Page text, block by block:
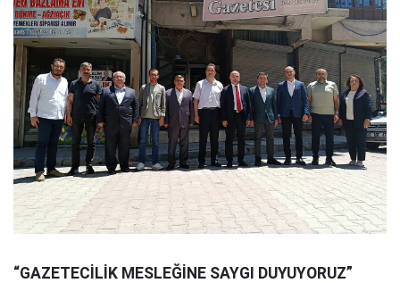
“GAZETECİLİK MESLEĞİNE SAYGI DUYUYORUZ”